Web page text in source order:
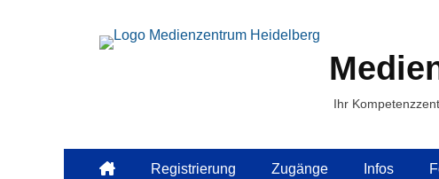
Ihr
Primäres
Zum
Registrierung Zugänge Infos